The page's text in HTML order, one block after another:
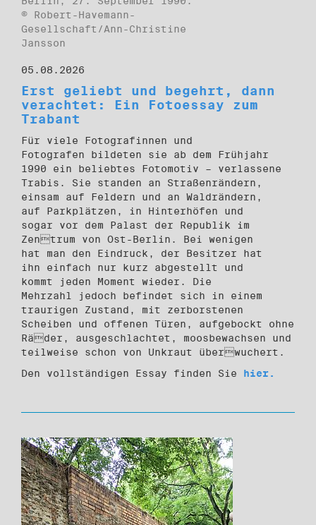
© Robert-Havemann-
Gesellschaft/Ann-Christine
Jansson
05.08.2026
Erst geliebt und begehrt, dann
verachtet: Ein Fotoessay zum
Trabant
Für viele Fotografinnen und
Fotografen bildeten sie ab dem Frühjahr
1990 ein beliebtes Fotomotiv – verlassene
Trabis. Sie standen an Straßenrändern,
einsam auf Feldern und an Waldrändern,
auf Parkplätzen, in Hinterhöfen und
sogar vor dem Palast der Republik im
Zentrum von Ost-Berlin. Bei wenigen
hat man den Eindruck, der Besitzer hat
ihn einfach nur kurz abgestellt und
kommt jeden Moment wieder. Die
Mehrzahl jedoch befindet sich in einem
traurigen Zustand, mit zerborstenen
Scheiben und offenen Türen, aufgebockt ohne
Räder, ausgeschlachtet, moosbewachsen und
teilweise schon von Unkraut überwuchert.
Den vollständigen Essay finden Sie hier.